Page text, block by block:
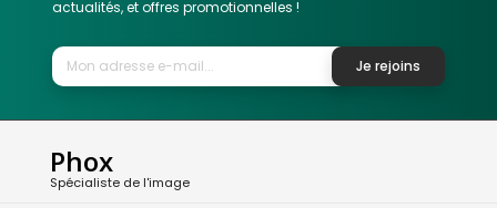
actualités, et offres promotionnelles !
Je rejoins
Phox
Spécialiste de l'image